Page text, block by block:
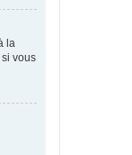
la
vous